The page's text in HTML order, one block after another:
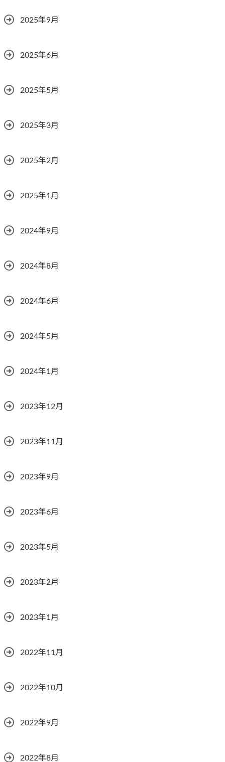
2025年9月
2025年6月
2025年5月
2025年3月
2025年2月
2025年1月
2024年9月
2024年8月
2024年6月
2024年5月
2024年1月
2023年12月
2023年11月
2023年9月
2023年6月
2023年5月
2023年2月
2023年1月
2022年11月
2022年10月
2022年9月
2022年8月